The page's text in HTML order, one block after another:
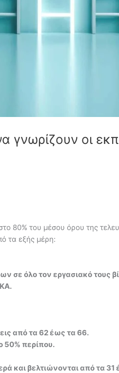
οι
80% του μέσου όρου της
τα εξής μέρη:
σε όλο τον εργασιακό τους
από τα 62 έως τα 66.
50% περίπου.
και βελτιώνονται από τα 31